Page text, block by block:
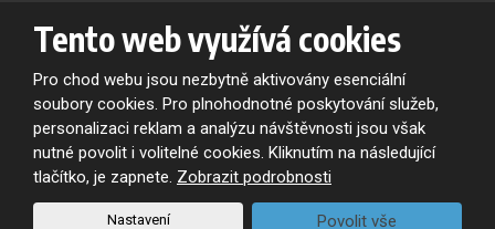
Mapa stránek
|Podmínky použití
VYROBILA
Tento web je chráněn pomocí Google ReCAPTCHA a platí pro něj
zásady ochrany osobních údajů a smluvní podmínky
Tento web využívá cookies
Pro chod webu jsou nezbytně aktivovány esenciální
soubory cookies. Pro plnohodnotné poskytování služeb,
personalizaci reklam a analýzu návštěvnosti jsou však
nutné povolit i volitelné cookies. Kliknutím na následující
tlačítko, je zapnete. Zobrazit podrobnosti
Nastavení Povolit vše